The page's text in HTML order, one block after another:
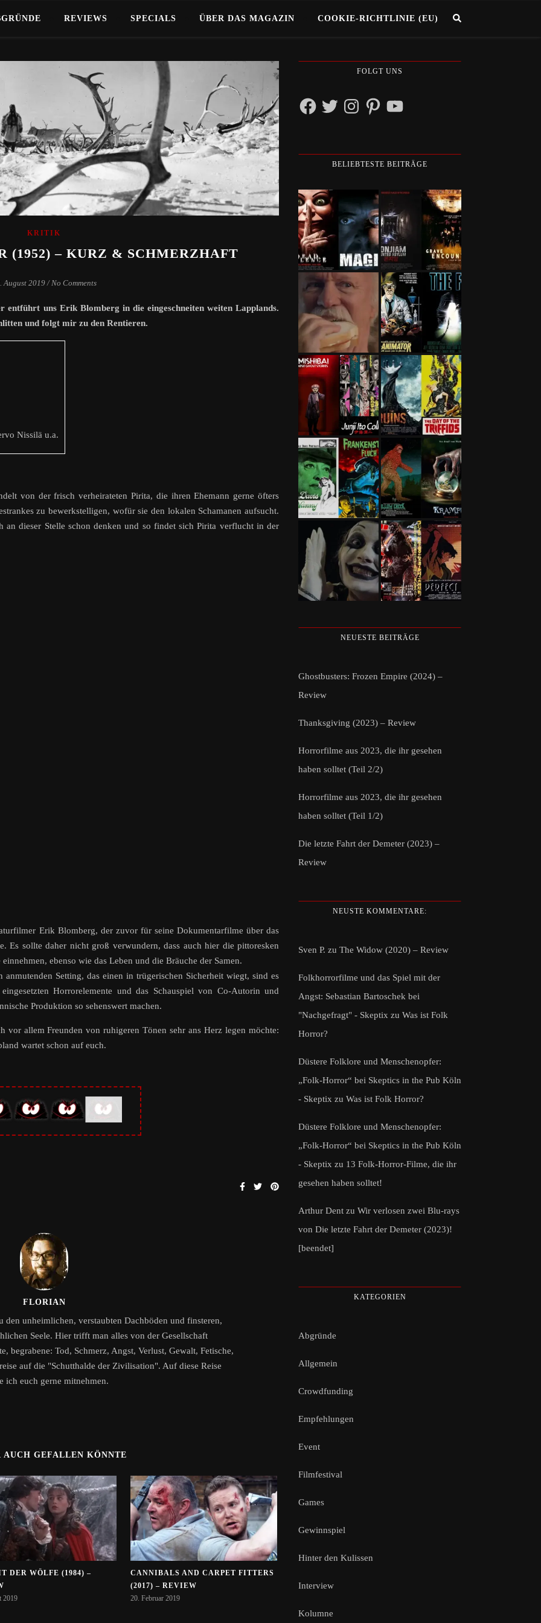
REVIEWS SPECIALS ÜBER DAS MAGAZIN COOKIE-RICHTLINIE (EU)
KRITIK
(1952) – KURZ & SCHMERZHAFT
August 2019/ No Comments
uns Erik Blomberg in die eingeschneiten weiten Lapplands.
und folgt mir zu den Rentieren.
Nissilä u.a.
von der frisch verheirateten Pirita, die ihren Ehemann gerne öfters
zu bewerkstelligen, wofür sie den lokalen Schamanen aufsucht.
an dieser Stelle schon denken und so findet sich Pirita verflucht in der
Erik Blomberg, der zuvor für seine Dokumentarfilme über das
Es sollte daher nicht groß verwundern, dass auch hier die pittoresken
ebenso wie das Leben und die Bräuche der Samen.
Setting, das einen in trügerischen Sicherheit wiegt, sind es
Horrorelemente und das Schauspiel von Co-Autorin und
Produktion so sehenswert machen.
vor allem Freunden von ruhigeren Tönen sehr ans Herz legen möchte:
wartet schon auf euch.
FLORIAN
unheimlichen, verstaubten Dachböden und finsteren,
Seele. Hier trifft man alles von der Gesellschaft
begrabene: Tod, Schmerz, Angst, Verlust, Gewalt, Fetische,
auf die "Schutthalde der Zivilisation". Auf diese Reise
ich euch gerne mitnehmen.
AUCH GEFALLEN KÖNNTE
DER WÖLFE (1984) –
2019
CANNIBALS AND CARPET FITTERS
(2017) – REVIEW
20. Februar 2019
FOLGT UNS
FacebookTwitterInstagramPinterestYouTube
BELIEBTESTE BEITRÄGE
NEUESTE BEITRÄGE
Ghostbusters: Frozen Empire (2024) –
Review
Thanksgiving (2023) – Review
Horrorfilme aus 2023, die ihr gesehen
haben solltet (Teil 2/2)
Horrorfilme aus 2023, die ihr gesehen
haben solltet (Teil 1/2)
Die letzte Fahrt der Demeter (2023) –
Review
NEUSTE KOMMENTARE:
Sven P. zu The Widow (2020) – Review
Folkhorrorfilme und das Spiel mit der
Angst: Sebastian Bartoschek bei
"Nachgefragt" - Skeptix zu Was ist Folk
Horror?
Düstere Folklore und Menschenopfer:
„Folk-Horror“ bei Skeptics in the Pub Köln
- Skeptix zu Was ist Folk Horror?
Düstere Folklore und Menschenopfer:
„Folk-Horror“ bei Skeptics in the Pub Köln
- Skeptix zu 13 Folk-Horror-Filme, die ihr
gesehen haben solltet!
Arthur Dent zu Wir verlosen zwei Blu-rays
von Die letzte Fahrt der Demeter (2023)!
[beendet]
KATEGORIEN
Abgründe
Allgemein
Crowdfunding
Empfehlungen
Event
Filmfestival
Games
Gewinnspiel
Hinter den Kulissen
Interview
Kolumne